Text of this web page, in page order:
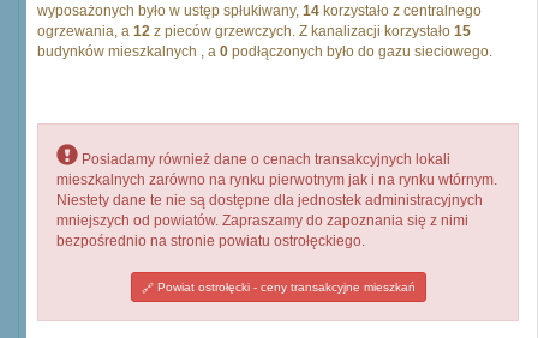
wyposażonych było w ustęp spłukiwany, 14 korzystało z centralnego
ogrzewania, a 12 z pieców grzewczych. Z kanalizacji korzystało 15
budynków mieszkalnych , a 0 podłączonych było do gazu sieciowego.
Posiadamy również dane o cenach transakcyjnych lokali
mieszkalnych zarówno na rynku pierwotnym jak i na rynku wtórnym.
Niestety dane te nie są dostępne dla jednostek administracyjnych
mniejszych od powiatów. Zapraszamy do zapoznania się z nimi
bezpośrednio na stronie powiatu ostrołęckiego.
Powiat ostrołęcki - ceny transakcyjne mieszkań